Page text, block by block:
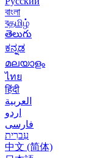
বাংলা
বதமிழ்
తెలుగు
ಕನ್ನಡ
മലയാളം
ไทย
हिंदी
العربية
اردو
فارسی
עִברִית
中文 (简体)